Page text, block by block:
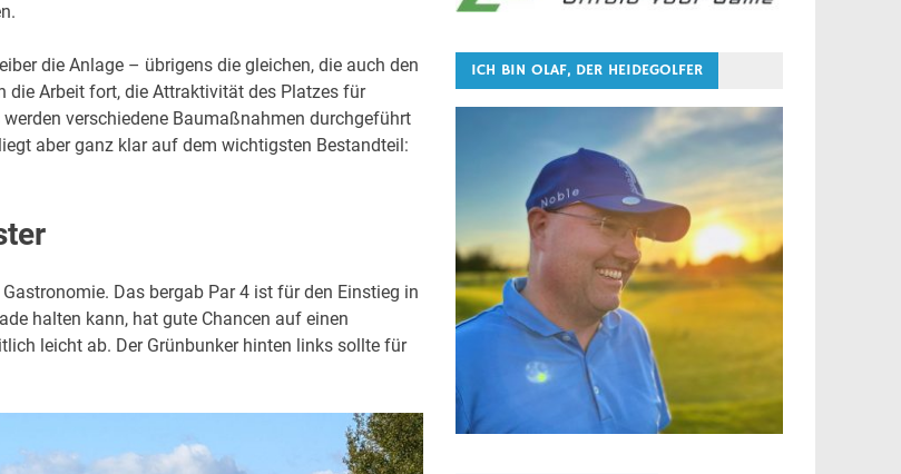
die Anlage – übrigens die gleichen, die auch den
die Arbeit fort, die Attraktivität des Platzes für
verschiedene Baumaßnahmen durchgeführt
aber ganz klar auf dem wichtigsten Bestandteil:
Das bergab Par 4 ist für den Einstieg in
halten kann, hat gute Chancen auf einen
leicht ab. Der Grünbunker hinten links sollte für
ICH BIN OLAF, DER HEIDEGOLFER